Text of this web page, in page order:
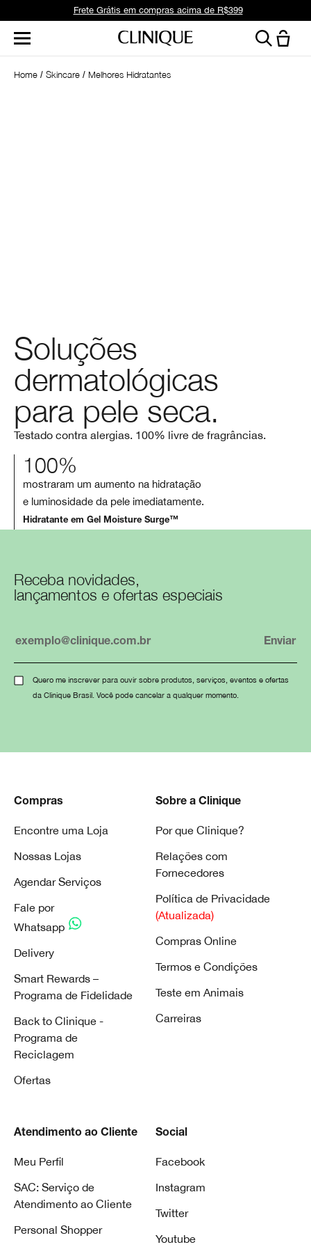
Frete Grátis em compras acima de R$399
Home Skincare Melhores Hidratantes
Soluções
dermatológicas
para pele seca.
Testado contra alergias. 100% livre de fragrâncias.
100%
mostraram um aumento na hidratação
e luminosidade da pele imediatamente.
Hidratante em Gel Moisture Surge™
Receba novidades,
lançamentos e ofertas especiais
Quero me inscrever para ouvir sobre produtos, serviços, eventos e ofertas
da Clinique Brasil. Você pode cancelar a qualquer momento.
Compras
Encontre uma Loja
Nossas Lojas
Agendar Serviços
Fale por
Whatsapp
Delivery
Smart Rewards –
Programa de Fidelidade
Back to Clinique -
Programa de
Reciclagem
Ofertas
Sobre a Clinique
Por que Clinique?
Relações com
Fornecedores
Política de Privacidade
(Atualizada)
Compras Online
Termos e Condições
Teste em Animais
Carreiras
Atendimento ao Cliente
Meu Perfil
SAC: Serviço de
Atendimento ao Cliente
Personal Shopper
Social
Facebook
Instagram
Twitter
Youtube